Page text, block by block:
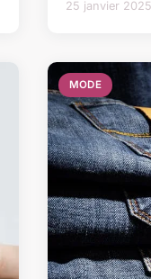
25 janvier 2025
MODE